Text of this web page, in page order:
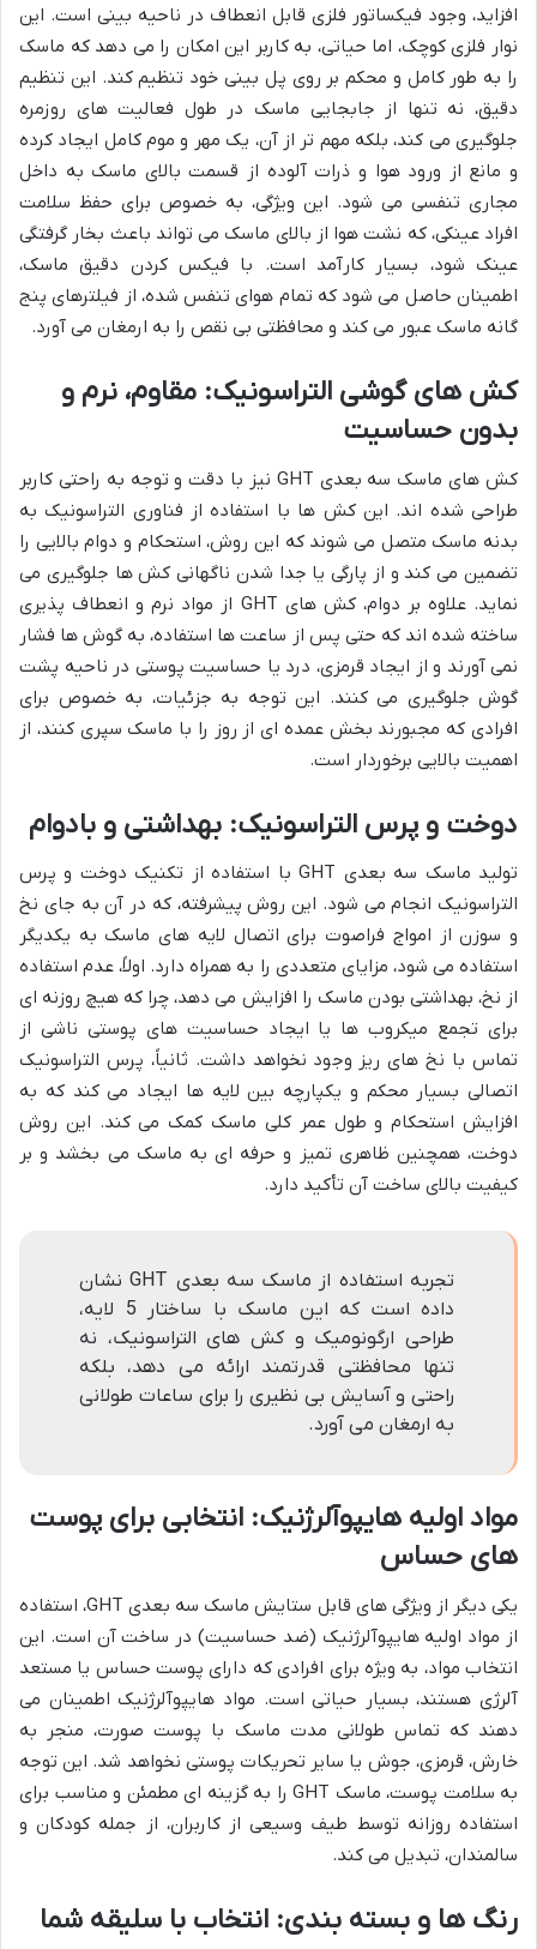
افزاید، وجود فیکساتور فلزی قابل انعطاف در ناحیه بینی است. این
نوار فلزی کوچک، اما حیاتی، به کاربر این امکان را می دهد که ماسک
را به طور کامل و محکم بر روی پل بینی خود تنظیم کند. این تنظیم
دقیق، نه تنها از جابجایی ماسک در طول فعالیت های روزمره
جلوگیری می کند، بلکه مهم تر از آن، یک مهر و موم کامل ایجاد کرده
و مانع از ورود هوا و ذرات آلوده از قسمت بالای ماسک به داخل
مجاری تنفسی می شود. این ویژگی، به خصوص برای حفظ سلامت
افراد عینکی، که نشت هوا از بالای ماسک می تواند باعث بخار گرفتگی
عینک شود، بسیار کارآمد است. با فیکس کردن دقیق ماسک،
اطمینان حاصل می شود که تمام هوای تنفس شده، از فیلترهای پنج
گانه ماسک عبور می کند و محافظتی بی نقص را به ارمغان می آورد.
کش های گوشی التراسونیک: مقاوم، نرم و
بدون حساسیت
کش های ماسک سه بعدی GHT نیز با دقت و توجه به راحتی کاربر
طراحی شده اند. این کش ها با استفاده از فناوری التراسونیک به
بدنه ماسک متصل می شوند که این روش، استحکام و دوام بالایی را
تضمین می کند و از پارگی یا جدا شدن ناگهانی کش ها جلوگیری می
نماید. علاوه بر دوام، کش های GHT از مواد نرم و انعطاف پذیری
ساخته شده اند که حتی پس از ساعت ها استفاده، به گوش ها فشار
نمی آورند و از ایجاد قرمزی، درد یا حساسیت پوستی در ناحیه پشت
گوش جلوگیری می کنند. این توجه به جزئیات، به خصوص برای
افرادی که مجبورند بخش عمده ای از روز را با ماسک سپری کنند، از
اهمیت بالایی برخوردار است.
دوخت و پرس التراسونیک: بهداشتی و بادوام
تولید ماسک سه بعدی GHT با استفاده از تکنیک دوخت و پرس
التراسونیک انجام می شود. این روش پیشرفته، که در آن به جای نخ
و سوزن از امواج فراصوت برای اتصال لایه های ماسک به یکدیگر
استفاده می شود، مزایای متعددی را به همراه دارد. اولاً، عدم استفاده
از نخ، بهداشتی بودن ماسک را افزایش می دهد، چرا که هیچ روزنه ای
برای تجمع میکروب ها یا ایجاد حساسیت های پوستی ناشی از
تماس با نخ های ریز وجود نخواهد داشت. ثانیاً، پرس التراسونیک
اتصالی بسیار محکم و یکپارچه بین لایه ها ایجاد می کند که به
افزایش استحکام و طول عمر کلی ماسک کمک می کند. این روش
دوخت، همچنین ظاهری تمیز و حرفه ای به ماسک می بخشد و بر
کیفیت بالای ساخت آن تأکید دارد.
تجربه استفاده از ماسک سه بعدی GHT نشان
داده است که این ماسک با ساختار 5 لایه،
طراحی ارگونومیک و کش های التراسونیک، نه
تنها محافظتی قدرتمند ارائه می دهد، بلکه
راحتی و آسایش بی نظیری را برای ساعات طولانی
به ارمغان می آورد.
مواد اولیه هایپوآلرژنیک: انتخابی برای پوست
های حساس
یکی دیگر از ویژگی های قابل ستایش ماسک سه بعدی GHT، استفاده
از مواد اولیه هایپوآلرژنیک (ضد حساسیت) در ساخت آن است. این
انتخاب مواد، به ویژه برای افرادی که دارای پوست حساس یا مستعد
آلرژی هستند، بسیار حیاتی است. مواد هایپوآلرژنیک اطمینان می
دهند که تماس طولانی مدت ماسک با پوست صورت، منجر به
خارش، قرمزی، جوش یا سایر تحریکات پوستی نخواهد شد. این توجه
به سلامت پوست، ماسک GHT را به گزینه ای مطمئن و مناسب برای
استفاده روزانه توسط طیف وسیعی از کاربران، از جمله کودکان و
سالمندان، تبدیل می کند.
رنگ ها و بسته بندی: انتخاب با سلیقه شما